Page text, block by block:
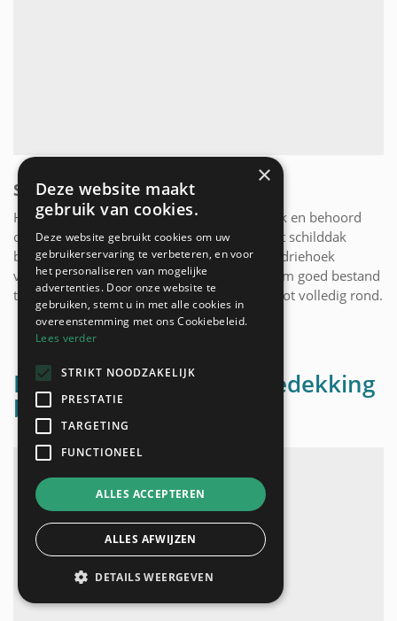
SCHILDDAK
Het schilddak is een variant van het zadeldak en behoord
ook tot de categorie van hellende daken. Het schilddak
bestaat uit twee trapezium vlakken en twee driehoek
vlakken, en is door zijn aerodynamische vorm goed bestand
tegen wind. Bij het schilddak loopt de dakgoot volledig rond.
Mogelijke soorten dakbedekking
bij een plat dak
×
Deze website maakt
gebruik van cookies.
Deze website gebruikt cookies om uw
gebruikerservaring te verbeteren, en voor
het personaliseren van mogelijke
advertenties. Door onze website te
gebruiken, stemt u in met alle cookies in
overeenstemming met ons Cookiebeleid.
Lees verder
STRIKT NOODZAKELIJK
PRESTATIE
TARGETING
FUNCTIONEEL
ALLES ACCEPTEREN
ALLES AFWIJZEN
DETAILS WEERGEVEN